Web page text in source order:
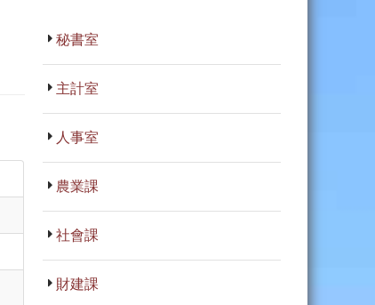
秘書室
主計室
人事室
農業課
社會課
財建課